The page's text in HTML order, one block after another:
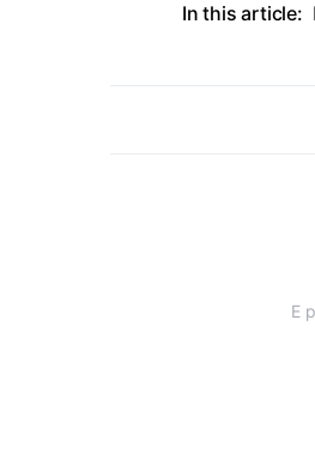
In this article:
E